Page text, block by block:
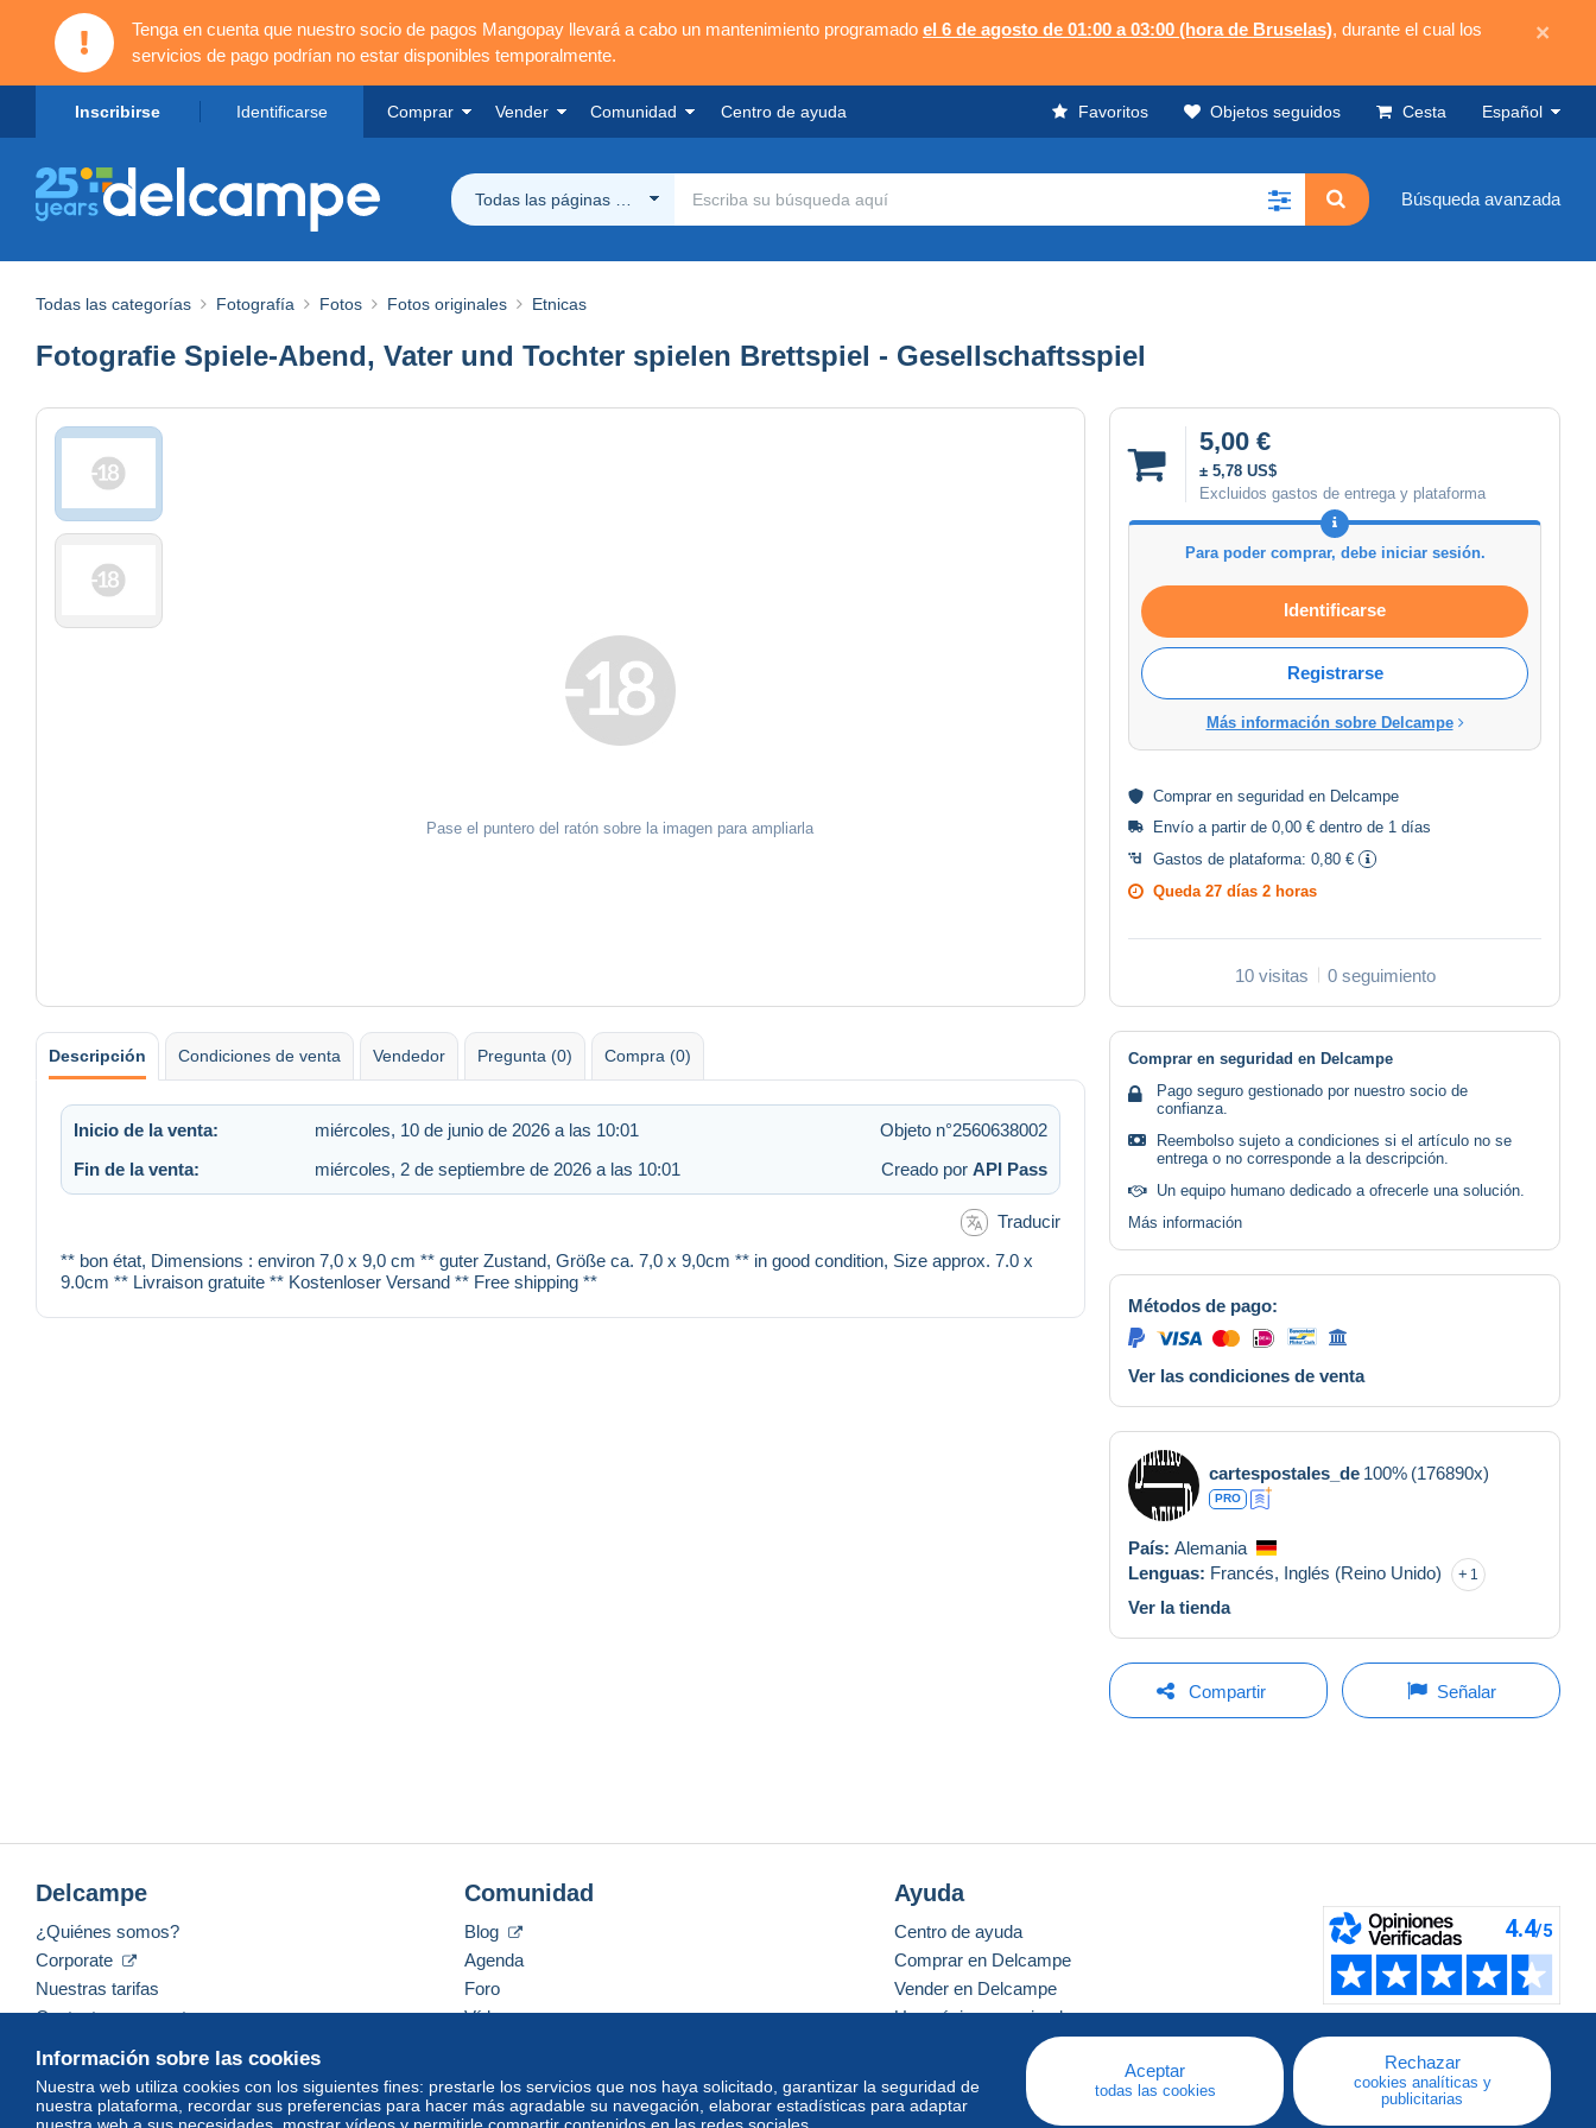
Tenga en cuenta que nuestro socio de pagos Mangopay llevará a cabo un mantenimiento programado el 6 de agosto de 01:00 a 03:00 (hora de Bruselas), durante el cual los
servicios de pago podrían no estar disponibles temporalmente.
×
Inscribirse Identificarse Comprar Vender Comunidad Centro de ayuda Favoritos Objetos seguidos Cesta Español
Todas las páginas Delcampe Búsqueda avanzada
Todas las categorías Fotografía Fotos Fotos originales Etnicas
Fotografie Spiele-Abend, Vater und Tochter spielen Brettspiel - Gesellschaftsspiel
Pase el puntero del ratón sobre la imagen para ampliarla
5,00 €
± 5,78 US$
Excluidos gastos de entrega y plataforma
Para poder comprar, debe iniciar sesión.
Identificarse
Registrarse
Más información sobre Delcampe
Comprar en seguridad en Delcampe
Envío a partir de 0,00 € dentro de 1 días
Gastos de plataforma: 0,80 €
Queda 27 días 2 horas
10 visitas 0 seguimiento
Descripción Condiciones de venta Vendedor Pregunta (0) Compra (0)
Inicio de la venta: miércoles, 10 de junio de 2026 a las 10:01
Objeto n°2560638002
Fin de la venta:
miércoles, 2 de septiembre de 2026 a las 10:01 Creado por API Pass
Traducir
** bon état, Dimensions : environ 7,0 x 9,0 cm ** guter Zustand, Größe ca. 7,0 x 9,0cm ** in good condition, Size approx. 7.0 x
9.0cm ** Livraison gratuite ** Kostenloser Versand ** Free shipping **
Comprar en seguridad en Delcampe
Pago seguro gestionado por nuestro socio de
confianza.
Reembolso sujeto a condiciones si el artículo no se
entrega o no corresponde a la descripción.
Un equipo humano dedicado a ofrecerle una solución.
Más información
Métodos de pago:
Ver las condiciones de venta
cartespostales_de 100% (176890x)
PRO
País: Alemania
Lenguas: Francés, Inglés (Reino Unido) 1
Ver la tienda
Compartir Señalar
Información sobre las cookies
Nuestra web utiliza cookies con los siguientes fines: prestarle los servicios que nos haya solicitado, garantizar la seguridad de
nuestra plataforma, recordar sus preferencias para hacer más agradable su navegación, elaborar estadísticas para adaptar
nuestra web a sus necesidades, mostrar vídeos y permitirle compartir contenidos en las redes sociales.
Aceptar
todas las cookies
Rechazar
cookies analíticas y
publicitarias
Delcampe
¿Quiénes somos?
Corporate
Nuestras tarifas
Contacte con nosotros
Comunidad
Blog
Agenda
Foro
Vídeos
Ayuda
Centro de ayuda
Comprar en Delcampe
Vender en Delcampe
Una página securizada
Español USD America/Indiana/Vevay Modo estándar